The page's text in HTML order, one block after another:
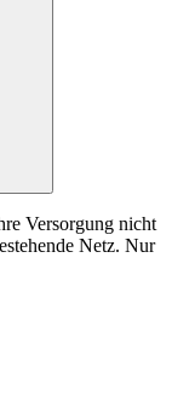
Versorgung nicht
Netz. Nur